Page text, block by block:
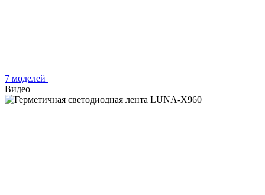
7 моделей
Видео